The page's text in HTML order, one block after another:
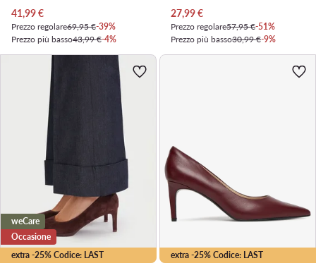
Prezzo attuale
41,99€
Prezzo regolare69,95 €-39%
Prezzo più basso43,99 €-4%
Prezzo attuale
27,99€
Prezzo regolare57,95 €-51%
Prezzo più basso30,99 €-9%
extra -25% Codice: LAST
weCare
Occasione
extra -25% Codice: LAST